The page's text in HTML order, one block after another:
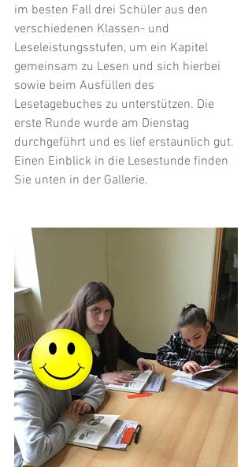
im besten Fall drei Schüler aus den
verschiedenen Klassen- und
Leseleistungsstufen, um ein Kapitel
gemeinsam zu Lesen und sich hierbei
sowie beim Ausfüllen des
Lesetagebuches zu unterstützen. Die
erste Runde wurde am Dienstag
durchgeführt und es lief erstaunlich gut.
Einen Einblick in die Lesestunde finden
Sie unten in der Gallerie.